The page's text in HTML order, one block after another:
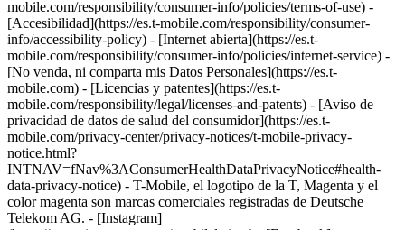
mobile.com/responsibility/consumer-info/policies/terms-of-use) -
[Accesibilidad](https://es.t-mobile.com/responsibility/consumer-
info/accessibility-policy) - [Internet abierta](https://es.t-
mobile.com/responsibility/consumer-info/policies/internet-service) -
[No venda, ni comparta mis Datos Personales](https://es.t-
mobile.com) - [Licencias y patentes](https://es.t-
mobile.com/responsibility/legal/licenses-and-patents) - [Aviso de
privacidad de datos de salud del consumidor](https://es.t-
mobile.com/privacy-center/privacy-notices/t-mobile-privacy-
notice.html?
INTNAV=fNav%3AConsumerHealthDataPrivacyNotice#health-
data-privacy-notice) - T-Mobile, el logotipo de la T, Magenta y el
color magenta son marcas comerciales registradas de Deutsche
Telekom AG. - [Instagram]